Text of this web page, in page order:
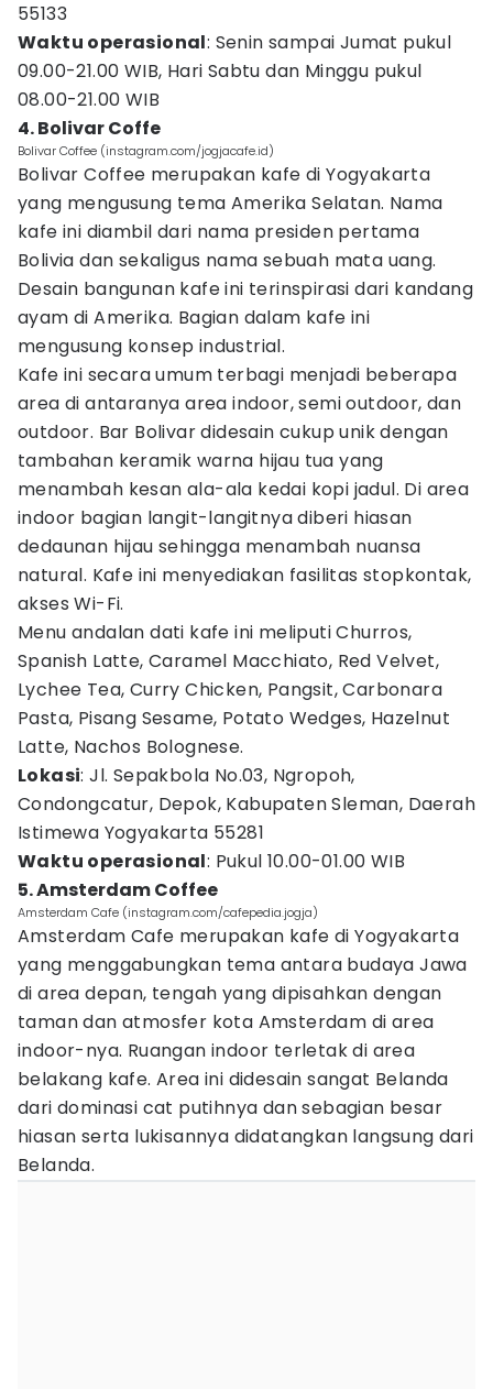
55133
Waktu operasional: Senin sampai Jumat pukul
09.00-21.00 WIB, Hari Sabtu dan Minggu pukul
08.00-21.00 WIB
4. Bolivar Coffe
Bolivar Coffee (instagram.com/jogjacafe.id)
Bolivar Coffee merupakan kafe di Yogyakarta
yang mengusung tema Amerika Selatan. Nama
kafe ini diambil dari nama presiden pertama
Bolivia dan sekaligus nama sebuah mata uang.
Desain bangunan kafe ini terinspirasi dari kandang
ayam di Amerika. Bagian dalam kafe ini
mengusung konsep industrial.
Kafe ini secara umum terbagi menjadi beberapa
area di antaranya area indoor, semi outdoor, dan
outdoor. Bar Bolivar didesain cukup unik dengan
tambahan keramik warna hijau tua yang
menambah kesan ala-ala kedai kopi jadul. Di area
indoor bagian langit-langitnya diberi hiasan
dedaunan hijau sehingga menambah nuansa
natural. Kafe ini menyediakan fasilitas stopkontak,
akses Wi-Fi.
Menu andalan dati kafe ini meliputi Churros,
Spanish Latte, Caramel Macchiato, Red Velvet,
Lychee Tea, Curry Chicken, Pangsit, Carbonara
Pasta, Pisang Sesame, Potato Wedges, Hazelnut
Latte, Nachos Bolognese.
Lokasi: Jl. Sepakbola No.03, Ngropoh,
Condongcatur, Depok, Kabupaten Sleman, Daerah
Istimewa Yogyakarta 55281
Waktu operasional: Pukul 10.00-01.00 WIB
5. Amsterdam Coffee
Amsterdam Cafe (instagram.com/cafepedia.jogja)
Amsterdam Cafe merupakan kafe di Yogyakarta
yang menggabungkan tema antara budaya Jawa
di area depan, tengah yang dipisahkan dengan
taman dan atmosfer kota Amsterdam di area
indoor-nya. Ruangan indoor terletak di area
belakang kafe. Area ini didesain sangat Belanda
dari dominasi cat putihnya dan sebagian besar
hiasan serta lukisannya didatangkan langsung dari
Belanda.